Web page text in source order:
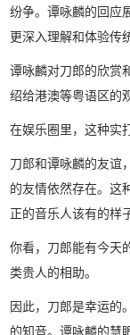
纷争。谭咏麟的回应
更深入理解和体验传
谭咏麟对刀郎的欣赏
绍给港澳等粤语区的
在娱乐圈里，这种实
刀郎和谭咏麟的友谊
的友情依然存在。这
正的音乐人该有的样
你看，刀郎能有今天
类贵人的相助。
因此，刀郎是幸运的
的知音。谭咏麟的慧